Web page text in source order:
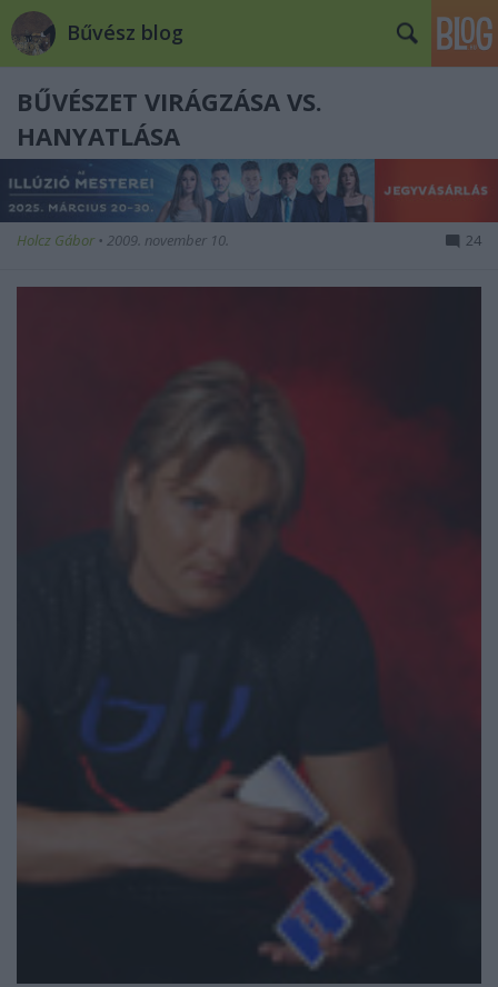
Bűvész blog
BŰVÉSZET VIRÁGZÁSA VS.
HANYATLÁSA
Holcz Gábor • 2009. november 10. 24